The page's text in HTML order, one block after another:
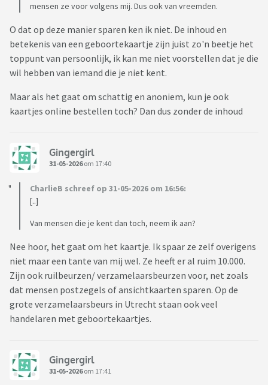
mensen ze voor volgens mij. Dus ook van vreemden.
O dat op deze manier sparen ken ik niet. De inhoud en
betekenis van een geboortekaartje zijn juist zo'n beetje het
toppunt van persoonlijk, ik kan me niet voorstellen dat je die
wil hebben van iemand die je niet kent.
Maar als het gaat om schattig en anoniem, kun je ook
kaartjes online bestellen toch? Dan dus zonder de inhoud
Gingergirl
31-05-2026om 17:40
CharlieB schreef op 31-05-2026 om 16:56:
[..]
Van mensen die je kent dan toch, neem ik aan?
Nee hoor, het gaat om het kaartje. Ik spaar ze zelf overigens
niet maar een tante van mij wel. Ze heeft er al ruim 10.000.
Zijn ook ruilbeurzen/ verzamelaarsbeurzen voor, net zoals
dat mensen postzegels of ansichtkaarten sparen. Op de
grote verzamelaarsbeurs in Utrecht staan ook veel
handelaren met geboortekaartjes.
Gingergirl
31-05-2026om 17:41